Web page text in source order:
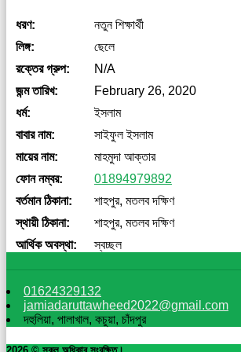
ধরণ:
নতুন শিক্ষার্থী
লিঙ্গ:
ছেলে
রক্তের গ্রুপ:
N/A
জন্ম তারিখ:
February 26, 2020
ধর্ম:
ইসলাম
বাবার নাম:
সাইফুল ইসলাম
মায়ের নাম:
মাহমুদা আক্তার
ফোন নম্বর:
01894979892
বর্তমান ঠিকানা:
শাহপুর, মতলব দক্ষিণ
স্থায়ী ঠিকানা:
শাহপুর, মতলব দক্ষিণ
আর্থিক অবস্থা:
স্বচ্ছল
01624329132
jamiadaruttawheed2022@gmail.com
দহুলিয়া, পালাখাল, কচুয়া, চাঁদপুর